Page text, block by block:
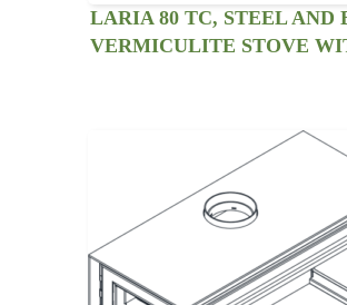
LARIA 80 TC, STEEL AND
VERMICULITE STOVE